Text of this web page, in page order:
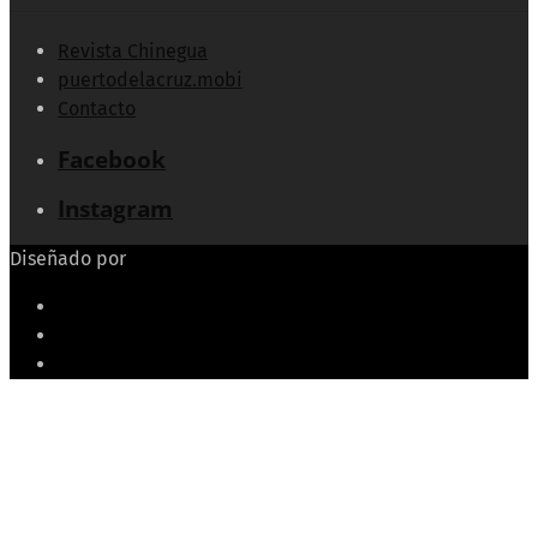
Revista Chinegua
puertodelacruz.mobi
Contacto
Facebook
Instagram
Diseñado por